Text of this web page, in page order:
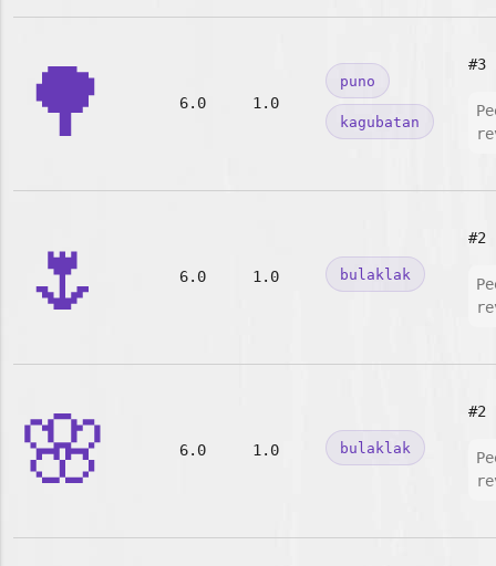
🌳 6.0 1.0
puno
kagubatan
#3
🌷 6.0 1.0 bulaklak
#2
🌸 6.0 1.0 bulaklak
#2